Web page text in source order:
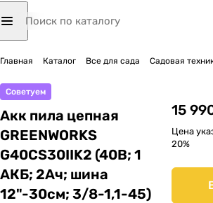
Главная Каталог Все для сада Садовая
Советуем
Акк пила цепная
GREENWORKS
G40CS30IIK2 (40В; 1
АКБ; 2Ач; шина
12"-30см; 3/8-1,1-45)
15
Цена
20%